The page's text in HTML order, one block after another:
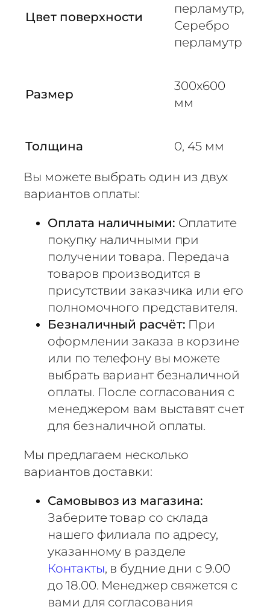
П
е
у
З
л
о
м
S
C
Цвет поверхности
перламутр,
Серебро
перламутр
Размер
300х600
мм
Толщина 0, 45 мм
Вы можете выбрать один из двух
вариантов оплаты:
Оплата наличными: Оплатите
покупку наличными при
получении товара. Передача
товаров производится в
присутствии заказчика или его
полномочного представителя.
Безналичный расчёт: При
оформлении заказа в корзине
или по телефону вы можете
выбрать вариант безналичной
оплаты. После согласования с
менеджером вам выставят счет
для безналичной оплаты.
Мы предлагаем несколько
вариантов доставки:
Самовывоз из магазина:
Заберите товар со склада
нашего филиала по адресу,
указанному в разделе
Контакты, в будние дни с 9.00
до 18.00. Менеджер свяжется с
вами для согласования